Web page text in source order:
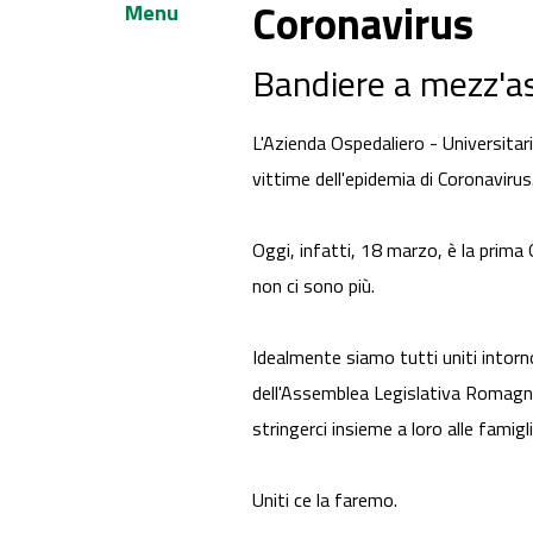
Menu Coronavirus
Bandiere a
L'Azienda Ospedaliero -
vittime dell'epidemia di
Oggi, infatti, 18 marzo, è la prima
non ci sono più.
Idealmente siamo tutti uniti
dell'Assemblea Legislativa
stringerci insieme a loro alle
Uniti ce la faremo.